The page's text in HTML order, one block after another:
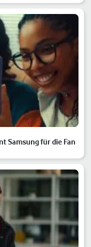
Samsung für die Fan